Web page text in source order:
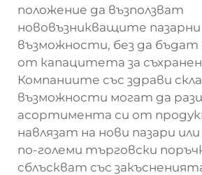
положение да възползват
нововъзникващите пазарни
възможности, без да бъдат
от капацитета за
Компаниите със здрави
възможности могат да
асортимента си от
навлязат на нови пазари
по-големи търговски
сблъскват със